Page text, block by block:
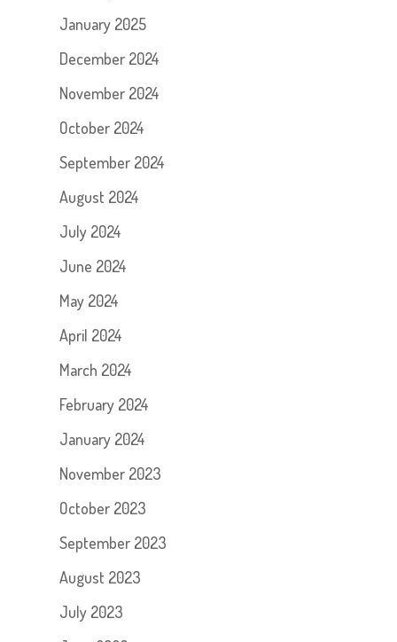
January 2025
December 2024
November 2024
October 2024
September 2024
August 2024
July 2024
June 2024
May 2024
April 2024
March 2024
February 2024
January 2024
November 2023
October 2023
September 2023
August 2023
July 2023